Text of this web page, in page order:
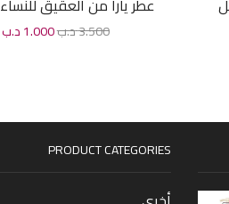
3.500د.ب1.000د.ب
PRODUCT CATEGORIES